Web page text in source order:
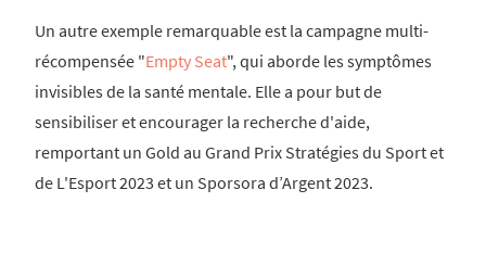
Un autre exemple remarquable est la campagne multi-
récompensée "Empty Seat", qui aborde les symptômes
invisibles de la santé mentale. Elle a pour but de
sensibiliser et encourager la recherche d'aide,
remportant un Gold au Grand Prix Stratégies du Sport et
de L'Esport 2023 et un Sporsora d’Argent 2023.